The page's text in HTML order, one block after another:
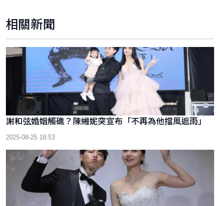
相關新聞
謝和弦婚姻觸礁？陳緗妮突宣布「不再為他擋風遮雨」
2025-08-25 18:53